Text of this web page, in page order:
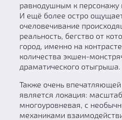
равнодушным к персонажу
И ещё более остро
очеловечивание
реальность, бегство от
город, именно на
количества экшен-
драматического отыгрыша.
Также очень
является локация:
многоуровневая, с
механиками